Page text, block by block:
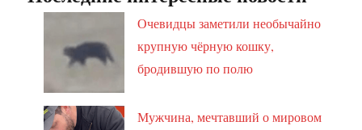
Очевидцы заметили необычайно
крупную чёрную кошку,
бродившую по полю
Мужчина, мечтавший о мировом